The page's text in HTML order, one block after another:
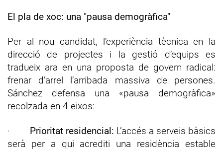
El pla de xoc: una "pausa demogràfica"
Per al nou candidat, l’experiència tècnica en la
direcció de projectes i la gestió d’equips es
tradueix ara en una proposta de govern radical:
frenar d’arrel l’arribada massiva de persones.
Sánchez defensa una «pausa demogràfica»
recolzada en 4 eixos:
· Prioritat residencial: L’accés a serveis bàsics
serà per a qui acrediti una residència estable